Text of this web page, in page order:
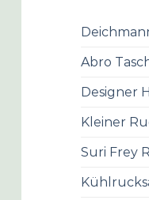
Abro
Designer
Kleiner
Suri Frey